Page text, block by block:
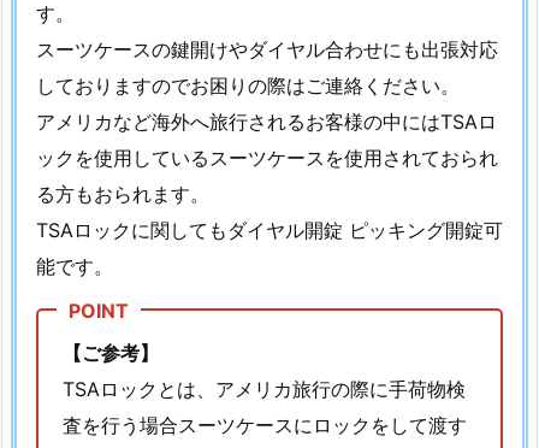
シ
ン
自
室
玄
関
開
錠
の
ご
す。
スーツケースの鍵開けやダイヤル合わせにも出張対応
しておりますのでお困りの際はご連絡ください。
アメリカなど海外へ旅行されるお客様の中にはTSAロ
ックを使用しているスーツケースを使用されておられ
る方もおられます。
TSAロックに関してもダイヤル開錠 ピッキング開錠可
能です。
【ご参考】
TSAロックとは、アメリカ旅行の際に手荷物検
査を行う場合スーツケースにロックをして渡す